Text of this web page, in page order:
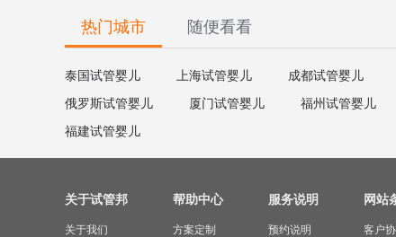
热门城市 随便看看
泰国试管婴儿 上海试管婴儿 成都试管婴儿
俄罗斯试管婴儿 厦门试管婴儿 福州试管婴儿
福建试管婴儿
关于试管邦
关于我们
帮助中心
方案定制
服务说明
预约说明
网站
客户